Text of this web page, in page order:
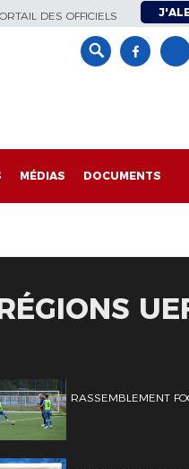
DES OFFICIELS
MÉDIAS DOCUMENTS
RASSEMBLEMENT